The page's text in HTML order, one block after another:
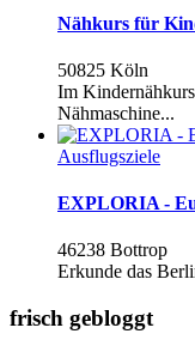
Nähkurs für
50825 Köln
Im
Nähmaschine...
Ausflugsziele
EXPLORIA -
46238 Bottrop
Erkunde das
frisch gebloggt